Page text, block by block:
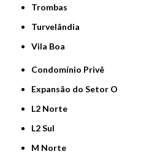
Trombas
Turvelândia
Vila Boa
Condomínio Privê
Expansão do Setor O
L2 Norte
L2 Sul
M Norte